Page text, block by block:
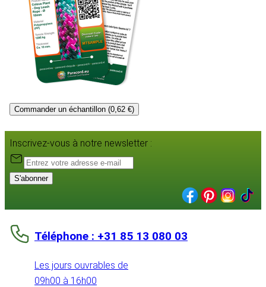
Commander un échantillon (0,62 €)
Inscrivez-vous à notre newsletter :
S'abonner
Téléphone : +31 85 13 080 03
Les jours ouvrables de
09h00 à 16h00